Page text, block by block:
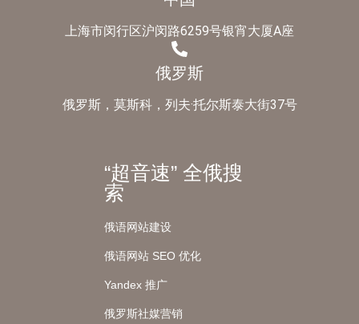
上海市闵行区沪闵路6259号银宵大厦A座
俄罗斯
俄罗斯，莫斯科，列夫·托尔斯泰大街37号
“超音速” 全俄搜
索
俄语网站建设
俄语网站 SEO 优化
Yandex 推广
俄罗斯社媒营销